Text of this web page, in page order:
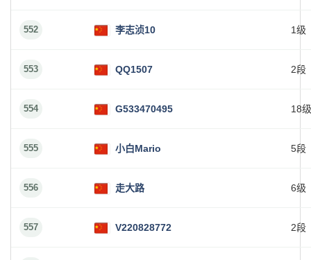
552 李志浈10 1级
553 QQ1507 2段
554 G533470495 18级
555 小白Mario 5段
556 走大路 6级
557 V220828772 2段